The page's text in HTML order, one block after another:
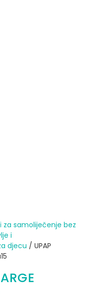
za samoliječenje bez
i
djecu / UPAP